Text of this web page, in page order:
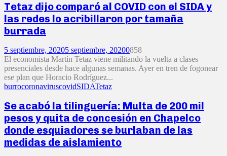
Tetaz dijo comparó al COVID con el SIDA y
las redes lo acribillaron por tamaña
burrada
5 septiembre, 20205 septiembre, 20200858
El economista Martín Tetaz viene militando la vuelta a clases
presenciales desde hace algunas semanas. Ayer en tren de fogonear
ese plan que Horacio Rodríguez...
burrocoronaviruscovidSIDATetaz
Se acabó la tilinguería: Multa de 200 mil
pesos y quita de concesión en Chapelco
donde esquiadores se burlaban de las
medidas de aislamiento